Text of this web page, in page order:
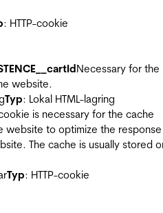
: HTTP-cookie
Necessary for the
website.
Typ: Lokal HTML-lagring
is necessary for the cache
website to optimize the
The cache is usually stored
Typ: HTTP-cookie